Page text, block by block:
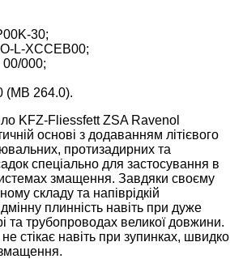
30;
L-XCCEB00;
00/000;
(MB 264.0).
KFZ-Fliessfett ZSA Ravenol
основі з додаванням літієвого
протизадирних та
спеціально для застосування в
змащення. Завдяки своєму
складу та напіврідкій
плинність навіть при дуже
та трубопроводах великої довжини.
стікає навіть при зупинках, швидко